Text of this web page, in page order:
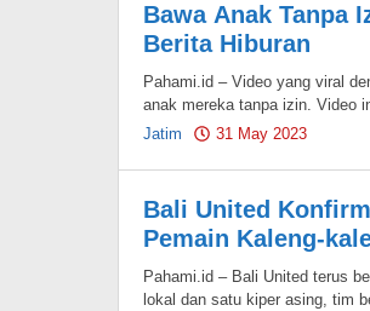
Bawa Anak Tanpa
Berita Hiburan
Pahami.id – Video yang viral
anak mereka tanpa izin. Video
Jatim
31 May 2023
Bali United
Pemain Kaleng-
Pahami.id – Bali United terus
lokal dan satu kiper asing, tim